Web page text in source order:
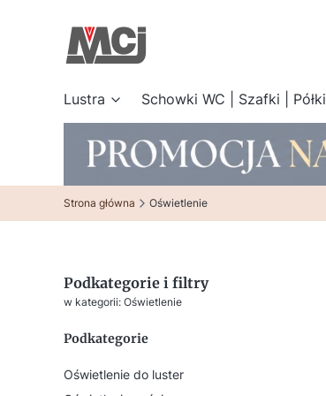
Lustra Schowki WC | Szafki | Półki
Strona główna Oświetlenie
Podkategorie i filtry
w kategorii: Oświetlenie
Podkategorie
Oświetlenie do luster